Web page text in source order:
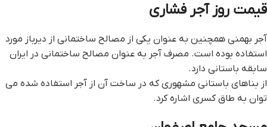
قيمت روز آجر فشاري
آجر بهمنی همچنین به عنوان یکی از مصالح ساختمانی از دیرباز مورد
استفاده بوده است. مصرف آجر به عنوان مصالح ساختمانی در ایران
سابقه باستانی دارد.
از بناهای باستانی مشهوری که در ساخت آن از آجر استفاده شده می
توان به طاق کسری اشاره کرد.